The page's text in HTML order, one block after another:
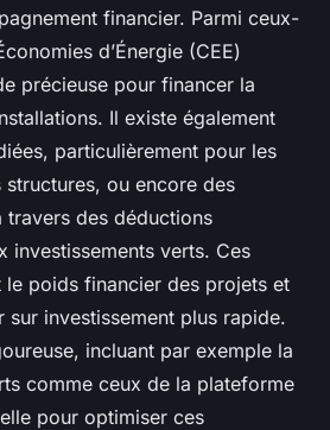
financier. Parmi ceux-
d’Énergie (CEE)
précieuse pour financer la
Il existe également
particulièrement pour les
structures, ou encore des
travers des déductions
investissements verts. Ces
poids financier des projets et
sur investissement plus rapide.
incluant par exemple la
comme ceux de la plateforme
pour optimiser ces